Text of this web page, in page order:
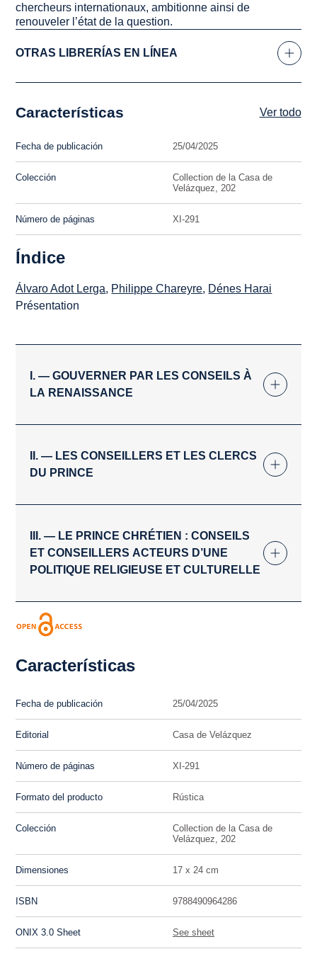
chercheurs internationaux, ambitionne ainsi de
renouveler l’état de la question.
OTRAS LIBRERÍAS EN LÍNEA
Características Ver todo
Fecha de publicación 25/04/2025
Colección
Collection de la Casa de
Velázquez, 202
Número de páginas XI-291
Índice
Álvaro Adot Lerga, Philippe Chareyre, Dénes Harai
Présentation
I. — GOUVERNER PAR LES CONSEILS À
LA RENAISSANCE
II. — LES CONSEILLERS ET LES CLERCS
DU PRINCE
III. — LE PRINCE CHRÉTIEN : CONSEILS
ET CONSEILLERS ACTEURS D’UNE
POLITIQUE RELIGIEUSE ET CULTURELLE
Características
Fecha de publicación 25/04/2025
Editorial Casa de Velázquez
Número de páginas XI-291
Formato del producto Rústica
Colección
Collection de la Casa de
Velázquez, 202
Dimensiones 17 x 24 cm
ISBN 9788490964286
ONIX 3.0 Sheet See sheet